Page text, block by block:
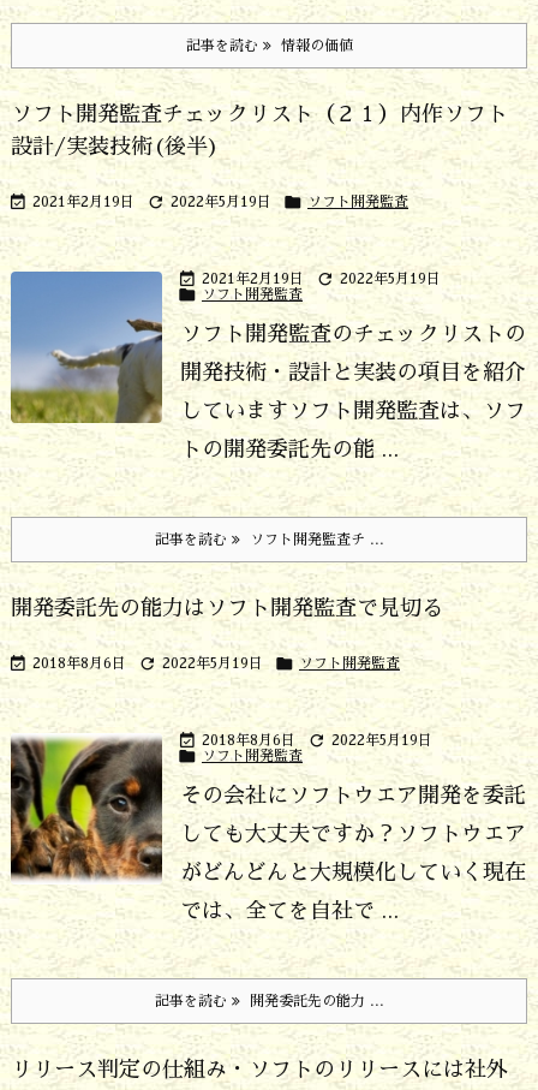
記事を読む 情報の価値
ソフト開発監査チェックリスト（２１）内作ソフト
設計/実装技術(後半)
 2021年2月19日  2022年5月19日  ソフト開発監査
 2021年2月19日  2022年5月19日
 ソフト開発監査
ソフト開発監査のチェックリストの
開発技術・設計と実装の項目を紹介
しています ソフト開発監査は、ソフ
トの開発委託先の能 ...
記事を読む ソフト開発監査チ ...
開発委託先の能力はソフト開発監査で見切る
 2018年8月6日  2022年5月19日  ソフト開発監査
 2018年8月6日  2022年5月19日
 ソフト開発監査
その会社にソフトウエア開発を委託
しても大丈夫ですか？ ソフトウエア
がどんどんと大規模化していく現在
では、全てを自社で ...
記事を読む 開発委託先の能力 ...
リリース判定の仕組み・ソフトのリリースには社外